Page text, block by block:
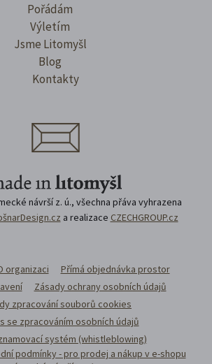
Pořádám
Výletím
Jsme Litomyšl
Blog
Kontakty
návrší z. ú., všechna přáva vyhrazena
a realizace CZECHGROUP.cz
organizaci
Přímá objednávka prostor
Zásady ochrany osobních údajů
zpracování souborů cookies
se zpracováním osobních údajů
systém (whistleblowing)
podmínky - pro prodej a nákup v e-shopu